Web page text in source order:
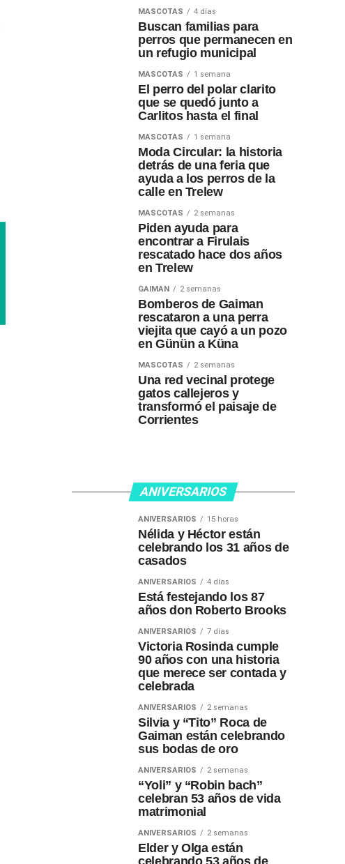
MASCOTAS 4 días
Buscan familias para
perros que permanecen en
un refugio municipal
MASCOTAS 1 semana
El perro del polar clarito
que se quedó junto a
Carlitos hasta el final
MASCOTAS 1 semana
Moda Circular: la historia
detrás de una feria que
ayuda a los perros de la
calle en Trelew
MASCOTAS 2 semanas
Piden ayuda para
encontrar a Firulais
rescatado hace dos años
en Trelew
GAIMAN 2 semanas
Bomberos de Gaiman
rescataron a una perra
viejita que cayó a un pozo
en Günün a Küna
MASCOTAS 2 semanas
Una red vecinal protege
gatos callejeros y
transformó el paisaje de
Corrientes
ANIVERSARIOS
ANIVERSARIOS 15 horas
Nélida y Héctor están
celebrando los 31 años de
casados
ANIVERSARIOS 4 días
Está festejando los 87
años don Roberto Brooks
ANIVERSARIOS 7 días
Victoria Rosinda cumple
90 años con una historia
que merece ser contada y
celebrada
ANIVERSARIOS 2 semanas
Silvia y “Tito” Roca de
Gaiman están celebrando
sus bodas de oro
ANIVERSARIOS 2 semanas
“Yoli” y “Robin bach”
celebran 53 años de vida
matrimonial
ANIVERSARIOS 2 semanas
Elder y Olga están
celebrando 53 años de